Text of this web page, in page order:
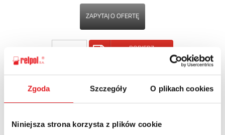
Zgoda Szczegóły O plikach cookies
Niniejsza strona korzysta z plików cookie
ZAPYTAJ O OFERTĘ
POBIERZ
POWRÓT